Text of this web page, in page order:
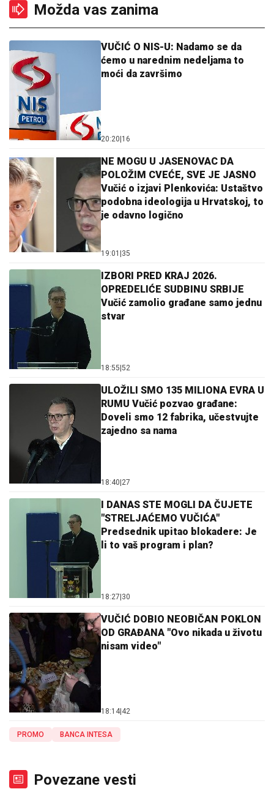
Možda vas zanima
VUČIĆ O NIS-U: Nadamo se da
ćemo u narednim nedeljama to
moći da završimo
20:20|16
NE MOGU U JASENOVAC DA
POLOŽIM CVEĆE, SVE JE JASNO
Vučić o izjavi Plenkovića: Ustaštvo
podobna ideologija u Hrvatskoj, to
je odavno logično
19:01 |35
IZBORI PRED KRAJ 2026.
OPREDELIĆE SUDBINU SRBIJE
Vučić zamolio građane samo jednu
stvar
18:55|52
ULOŽILI SMO 135 MILIONA EVRA U
RUMU Vučić pozvao građane:
Doveli smo 12 fabrika, učestvujte
zajedno sa nama
18:40|27
I DANAS STE MOGLI DA ČUJETE
"STRELJAĆEMO VUČIĆA"
Predsednik upitao blokadere: Je
li to vaš program i plan?
18:27|30
VUČIĆ DOBIO NEOBIČAN POKLON
OD GRAĐANA "Ovo nikada u životu
nisam video"
18:14|42
PROMO BANCA INTESA
Povezane vesti